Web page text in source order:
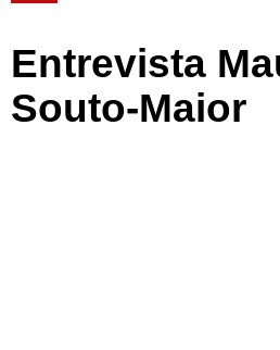
Entrevista
Souto-Maior